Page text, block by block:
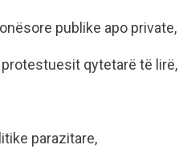
publike apo private,
qytetarë të lirë,
parazitare,